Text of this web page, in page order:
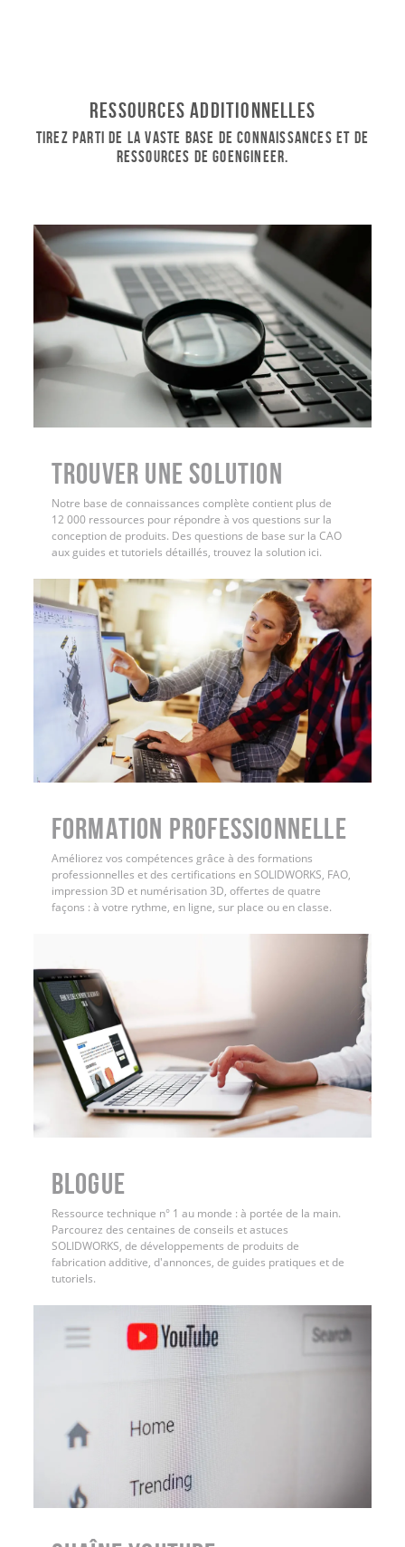
Ressources additionnelles
Tirez parti de la vaste base de connaissances et de
ressources de GoEngineer.
Trouver une solution
Notre base de connaissances complète contient plus de
12 000 ressources pour répondre à vos questions sur la
conception de produits. Des questions de base sur la CAO
aux guides et tutoriels détaillés, trouvez la solution ici.
FORMATION PROFESSIONNELLE
Améliorez vos compétences grâce à des formations
professionnelles et des certifications en SOLIDWORKS, FAO,
impression 3D et numérisation 3D, offertes de quatre
façons : à votre rythme, en ligne, sur place ou en classe.
BLOGUE
Ressource technique n° 1 au monde : à portée de la main.
Parcourez des centaines de conseils et astuces
SOLIDWORKS, de développements de produits de
fabrication additive, d'annonces, de guides pratiques et de
tutoriels.